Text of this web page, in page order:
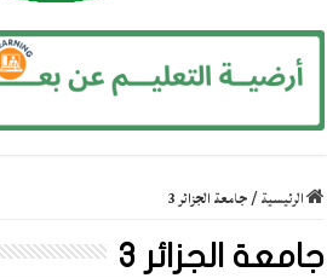
الرئيسية/جامعة الجزائر 3
جامعة الجزائر 3